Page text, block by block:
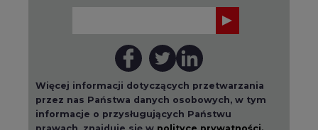
Więcej informacji dotyczących przetwarzania
przez nas Państwa danych osobowych, w tym
informacje o przysługujących Państwu
prawach, znajduje się w polityce prywatności.